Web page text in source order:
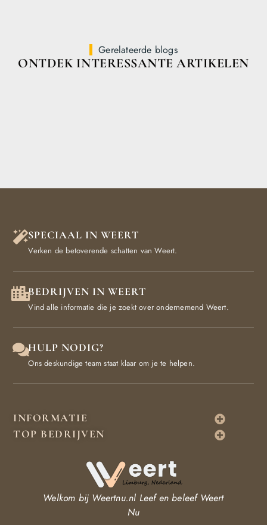
Gerelateerde blogs
ONTDEK INTERESSANTE ARTIKELEN
SPECIAAL IN WEERT
Verken de betoverende schatten van Weert.
BEDRIJVEN IN WEERT
Vind alle informatie die je zoekt over ondernemend Weert.
HULP NODIG?
Ons deskundige team staat klaar om je te helpen.
INFORMATIE
TOP BEDRIJVEN
Welkom bij Weertnu.nl Leef en beleef Weert
Nu